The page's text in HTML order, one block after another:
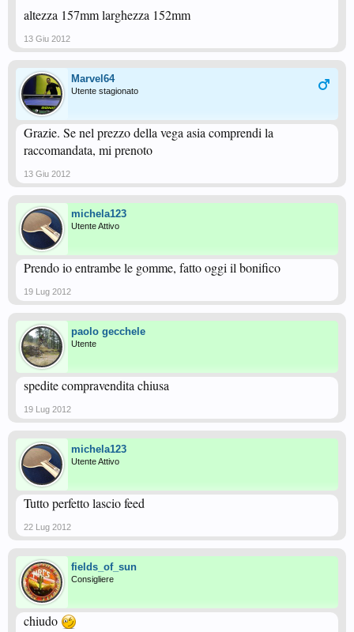
altezza 157mm larghezza 152mm
13 Giu 2012
Marvel64
Utente stagionato
Grazie. Se nel prezzo della vega asia comprendi la
raccomandata, mi prenoto
13 Giu 2012
michela123
Utente Attivo
Prendo io entrambe le gomme, fatto oggi il bonifico
19 Lug 2012
paolo gecchele
Utente
spedite compravendita chiusa
19 Lug 2012
michela123
Utente Attivo
Tutto perfetto lascio feed
22 Lug 2012
fields_of_sun
Consigliere
chiudo